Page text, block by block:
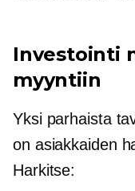
Investointi
myyntiin
Yksi parhaista
on asiakkaiden
Harkitse: